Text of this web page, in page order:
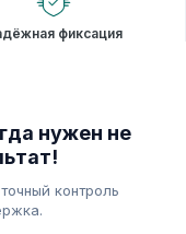
фиксация
нужен не
контроль